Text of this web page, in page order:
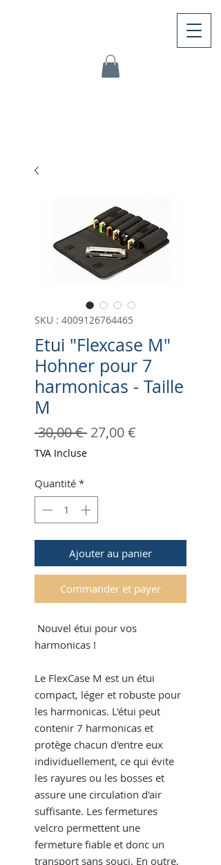
SKU : 4009126764465
Etui "Flexcase M"
Hohner pour 7
harmonicas - Taille
M
30,00 € Prix
original
27,00 €
TVA Incluse
Quantité *
Ajouter au panier
Commander et payer
Nouvel étui pour vos
harmonicas !
Le FlexCase M est un étui
compact, léger et robuste pour
les harmonicas. L'étui peut
contenir 7 harmonicas et
protège chacun d'entre eux
individuellement, ce qui évite
les rayures ou les bosses et
assure une circulation d'air
suffisante. Les fermetures
velcro permettent une
fermeture fiable et donc un
transport sans souci. En outre,